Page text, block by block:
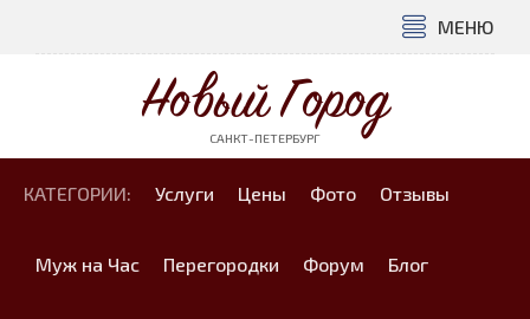
МЕНЮ
Новый Город
САНКТ-ПЕТЕРБУРГ
КАТЕГОРИИ: Услуги Цены Фото Отзывы
Муж на Час Перегородки Форум Блог